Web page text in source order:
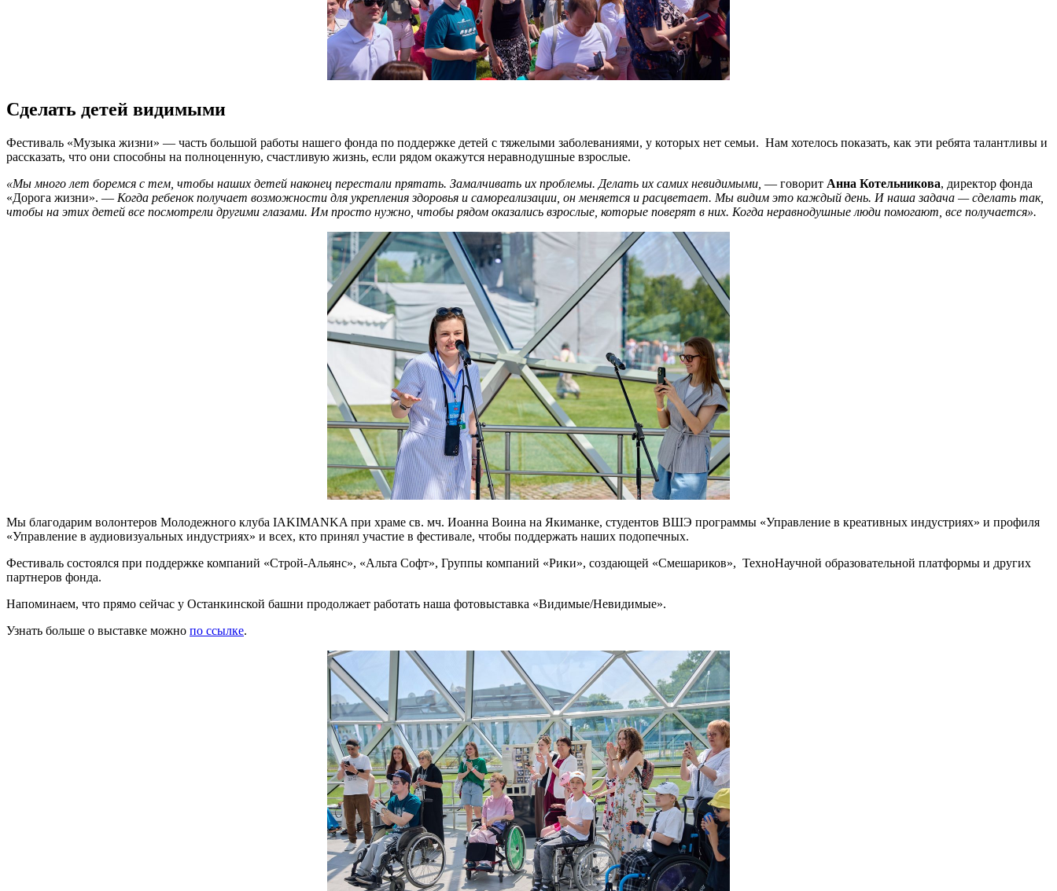
Сделать детей видимыми
Фестиваль «Музыка жизни» — часть большой работы нашего фонда по поддержке детей с тяжелыми заболеваниями, у которых нет семьи. Нам хотелось показать, как эти ребята талантливы и
рассказать, что они способны на полноценную, счастливую жизнь, если рядом окажутся неравнодушные взрослые.
«Мы много лет боремся с тем, чтобы наших детей наконец перестали прятать. Замалчивать их проблемы. Делать их самих невидимыми, — говорит Анна Котельникова, директор фонда
«Дорога жизни». — Когда ребенок получает возможности для укрепления здоровья и самореализации, он меняется и расцветает. Мы видим это каждый день. И наша задача — сделать так,
чтобы на этих детей все посмотрели другими глазами. Им просто нужно, чтобы рядом оказались взрослые, которые поверят в них. Когда неравнодушные люди помогают, все получается».
Мы благодарим волонтеров Молодежного клуба IAKIMANKA при храме св. мч. Иоанна Воина на Якиманке, студентов ВШЭ программы «Управление в креативных индустриях» и профиля
«Управление в аудиовизуальных индустриях» и всех, кто принял участие в фестивале, чтобы поддержать наших подопечных.
Фестиваль состоялся при поддержке компаний «Строй-Альянс», «Альта Софт», Группы компаний «Рики», создающей «Смешариков», ТехноНаучной образовательной платформы и других
партнеров фонда.
Напоминаем, что прямо сейчас у Останкинской башни продолжает работать наша фотовыставка «Видимые/Невидимые».
Узнать больше о выставке можно по ссылке.